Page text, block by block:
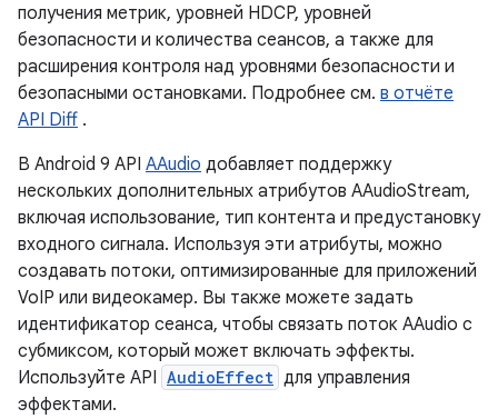
получения метрик, уровней HDCP, уровней
безопасности и количества сеансов, а также для
расширения контроля над уровнями безопасности и
безопасными остановками. Подробнее см. в отчёте
API Diff .
В Android 9 API AAudio добавляет поддержку
нескольких дополнительных атрибутов AAudioStream,
включая использование, тип контента и предустановку
входного сигнала. Используя эти атрибуты, можно
создавать потоки, оптимизированные для приложений
VoIP или видеокамер. Вы также можете задать
идентификатор сеанса, чтобы связать поток AAudio с
субмиксом, который может включать эффекты.
Используйте API AudioEffect для управления
эффектами.